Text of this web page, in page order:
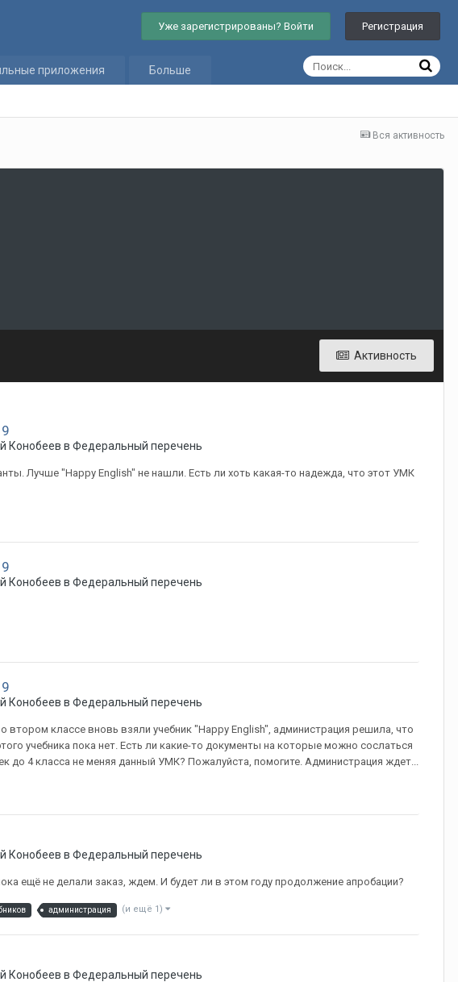
Уже зарегистрированы? Войти Регистрация
приложения Больше
Вся активность
Активность
Конобеев в Федеральный перечень
Лучше "Happy English" не нашли. Есть ли хоть какая-то надежда, что этот УМК
Конобеев в Федеральный перечень
Конобеев в Федеральный перечень
классе вновь взяли учебник "Happy English", администрация решила, что
учебника пока нет. Есть ли какие-то документы на которые можно сослаться
до 4 класса не меняя данный УМК? Пожалуйста, помогите. Администрация ждет...
Конобеев в Федеральный перечень
ещё не делали заказ, ждем. И будет ли в этом году продолжение апробации?
администрация (и ещё 1)
Конобеев в Федеральный перечень